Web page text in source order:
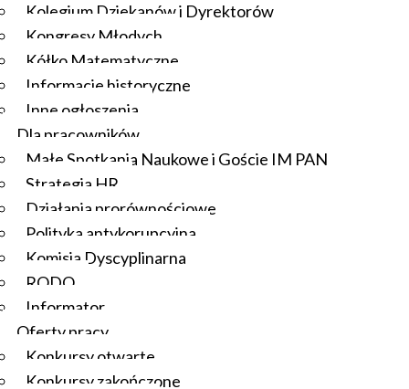
Kolegium Dziekanów i Dyrektorów
Kongresy Młodych
Kółko Matematyczne
Informacje historyczne
Inne ogłoszenia
Dla pracowników
Małe Spotkania Naukowe i Goście IM PAN
Strategia HR
Działania prorównościowe
Polityka antykorupcyjna
Komisja Dyscyplinarna
RODO
Informator
Oferty pracy
Konkursy otwarte
Konkursy zakończone